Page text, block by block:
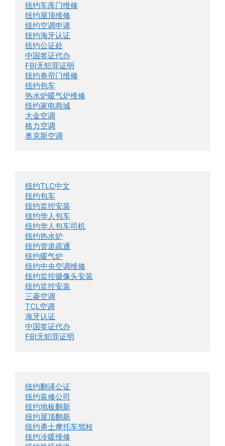
纽约车库门维修
纽约屋顶维修
纽约空调申请
纽约海牙认证
纽约公证处
中国签证代办
FBI无犯罪证明
纽约卷帘门维修
纽约包车
热水炉暖气炉维修
纽约家电商城
大金空调
格力空调
奥克斯空调
纽约TLC中文
纽约包车
纽约监控安装
纽约华人包车
纽约华人包车司机
纽约热水炉
纽约管道疏通
纽约暖气炉
纽约中央空调维修
纽约监控摄像头安装
纽约监控安装
三菱空调
TCL空调
海牙认证
中国签证代办
FBI无犯罪证明
纽约翻译公证
纽约装修公司
纽约地板翻新
纽约屋顶翻新
纽约勇士摩托车驾校
纽约冷暖维修